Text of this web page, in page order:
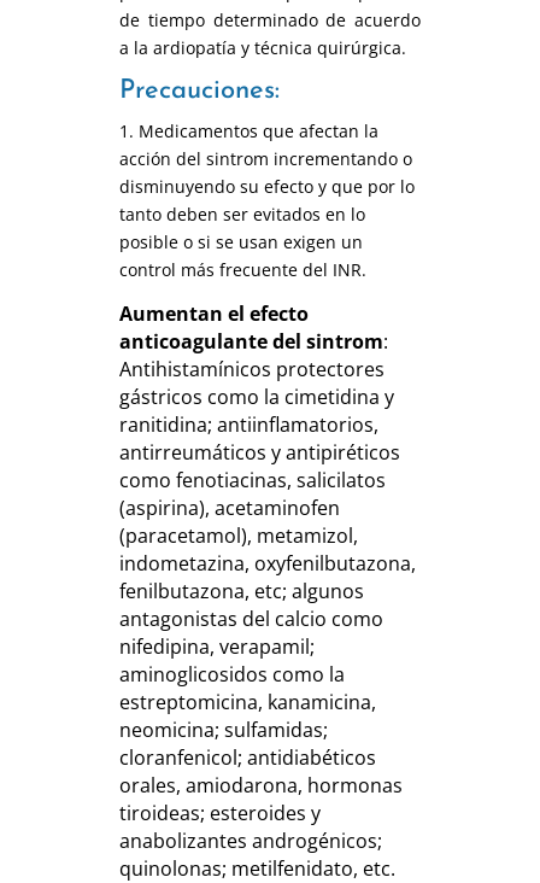
de tiempo determinado de acuerdo
a la ardiopatía y técnica quirúrgica.
Precauciones:
1. Medicamentos que afectan la
acción del sintrom incrementando o
disminuyendo su efecto y que por lo
tanto deben ser evitados en lo
posible o si se usan exigen un
control más frecuente del INR.
Aumentan el efecto
anticoagulante del sintrom:
Antihistamínicos protectores
gástricos como la cimetidina y
ranitidina; antiinflamatorios,
antirreumáticos y antipiréticos
como fenotiacinas, salicilatos
(aspirina), acetaminofen
(paracetamol), metamizol,
indometazina, oxyfenilbutazona,
fenilbutazona, etc; algunos
antagonistas del calcio como
nifedipina, verapamil;
aminoglicosidos como la
estreptomicina, kanamicina,
neomicina; sulfamidas;
cloranfenicol; antidiabéticos
orales, amiodarona, hormonas
tiroideas; esteroides y
anabolizantes androgénicos;
quinolonas; metilfenidato, etc.